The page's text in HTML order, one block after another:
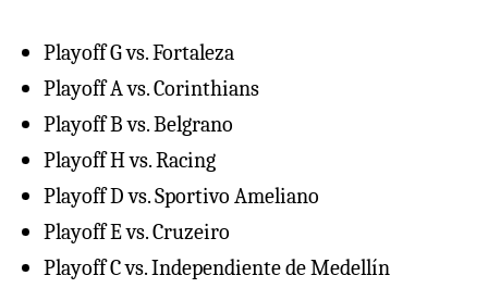
Playoff G vs. Fortaleza
Playoff A vs. Corinthians
Playoff B vs. Belgrano
Playoff H vs. Racing
Playoff D vs. Sportivo Ameliano
Playoff E vs. Cruzeiro
Playoff C vs. Independiente de Medellín